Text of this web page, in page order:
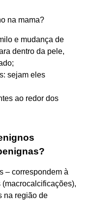
na mama?
e mudança de
dentro da pele,
sejam eles
ao redor dos
– correspondem à
na região de